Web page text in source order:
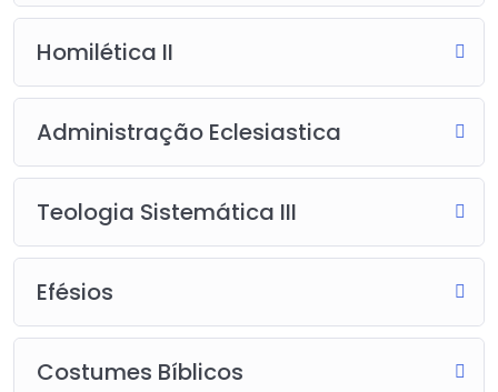
Homilética II
Administração Eclesiastica
Teologia Sistemática III
Efésios
Costumes Bíblicos